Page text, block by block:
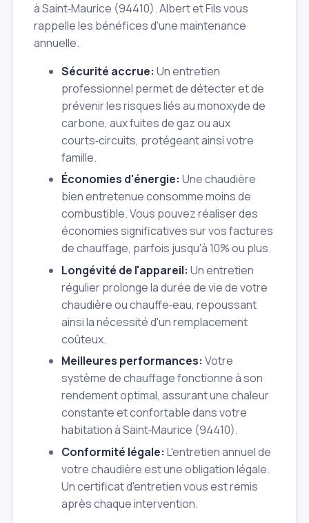
à Saint‑Maurice (94410). Albert et Fils vous
rappelle les bénéfices d'une maintenance
annuelle.
Sécurité accrue: Un entretien
professionnel permet de détecter et de
prévenir les risques liés au monoxyde de
carbone, aux fuites de gaz ou aux
courts‑circuits, protégeant ainsi votre
famille.
Économies d'énergie: Une chaudière
bien entretenue consomme moins de
combustible. Vous pouvez réaliser des
économies significatives sur vos factures
de chauffage, parfois jusqu'à 10% ou plus.
Longévité de l'appareil: Un entretien
régulier prolonge la durée de vie de votre
chaudière ou chauffe‑eau, repoussant
ainsi la nécessité d'un remplacement
coûteux.
Meilleures performances: Votre
système de chauffage fonctionne à son
rendement optimal, assurant une chaleur
constante et confortable dans votre
habitation à Saint‑Maurice (94410).
Conformité légale: L'entretien annuel de
votre chaudière est une obligation légale.
Un certificat d'entretien vous est remis
après chaque intervention.